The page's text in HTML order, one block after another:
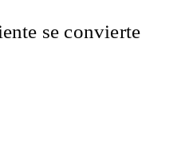
se convierte